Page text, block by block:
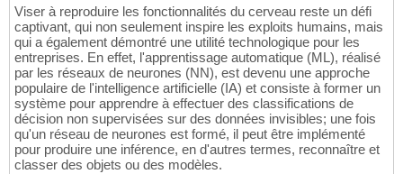
Viser à reproduire les fonctionnalités du cerveau reste un défi
captivant, qui non seulement inspire les exploits humains, mais
qui a également démontré une utilité technologique pour les
entreprises. En effet, l'apprentissage automatique (ML), réalisé
par les réseaux de neurones (NN), est devenu une approche
populaire de l'intelligence artificielle (IA) et consiste à former un
système pour apprendre à effectuer des classifications de
décision non supervisées sur des données invisibles; une fois
qu'un réseau de neurones est formé, il peut être implémenté
pour produire une inférence, en d'autres termes, reconnaître et
classer des objets ou des modèles.